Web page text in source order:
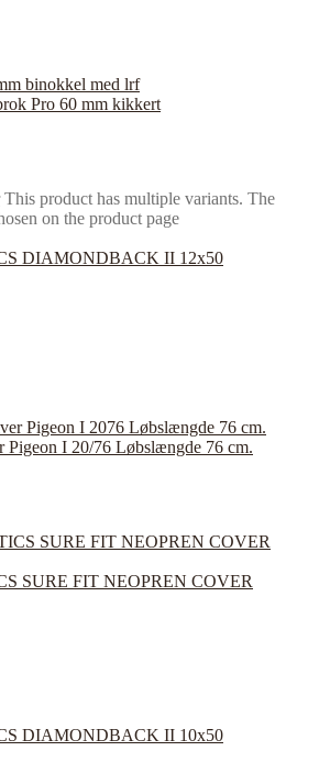
Pro 60 mm kikkert
This product has multiple variants. The
on the product page
DIAMONDBACK II 12x50
Pigeon I 20/76 Løbslængde 76 cm.
SURE FIT NEOPREN COVER
DIAMONDBACK II 10x50